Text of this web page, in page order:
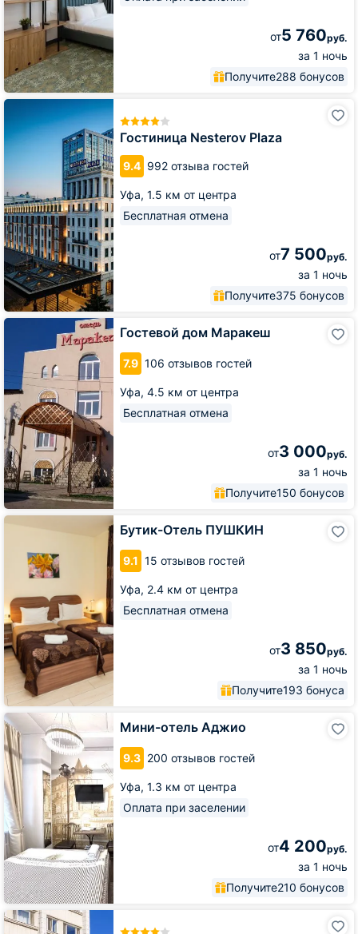
от5 760руб.
за 1 ночь
Получите288 бонусов
Гостиница Nesterov Plaza
9.4 992 отзыва гостей
Уфа, 1.5 км от центра
Бесплатная отмена
от7 500руб.
за 1 ночь
Получите375 бонусов
Гостиница
Plaza
Гостевой дом Маракеш
7.9 106 отзывов гостей
Уфа, 4.5 км от центра
Бесплатная отмена
от3 000руб.
за 1 ночь
Получите150 бонусов
Гостевой
Маракеш
Бутик-Отель ПУШКИН
9.1 15 отзывов гостей
Уфа, 2.4 км от центра
Бесплатная отмена
от3 850руб.
за 1 ночь
Получите193 бонуса
Бутик-
ПУШКИН
Мини-отель Аджио
9.3 200 отзывов гостей
Уфа, 1.3 км от центра
Оплата при заселении
от4 200руб.
за 1 ночь
Получите210 бонусов
Мини-
отель
Аджио
AZIMUT
Сити